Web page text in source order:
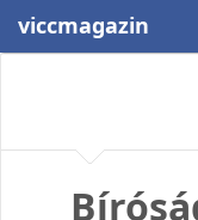
viccmagazin